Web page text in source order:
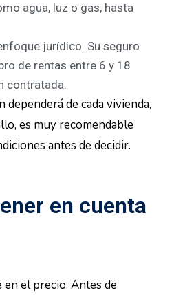
agua, luz o gas, hasta
jurídico. Su seguro
de rentas entre 6 y 18
contratada.
de cada vivienda,
es muy recomendable
antes de decidir.
en cuenta
el precio. Antes de